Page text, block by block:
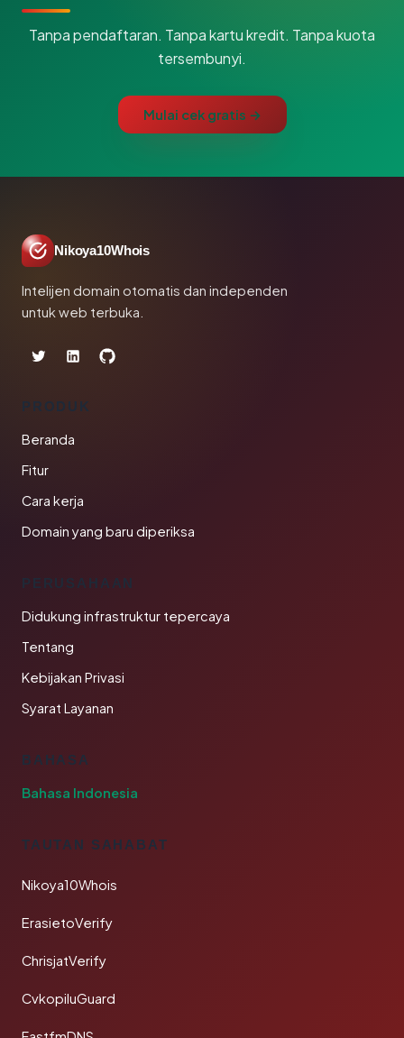
Tanpa pendaftaran. Tanpa kartu kredit. Tanpa kuota
tersembunyi.
Mulai cek gratis →
Nikoya10Whois
Intelijen domain otomatis dan independen
untuk web terbuka.
PRODUK
Beranda
Fitur
Cara kerja
Domain yang baru diperiksa
PERUSAHAAN
Didukung infrastruktur tepercaya
Tentang
Kebijakan Privasi
Syarat Layanan
BAHASA
Bahasa Indonesia
TAUTAN SAHABAT
Nikoya10Whois
ErasietoVerify
ChrisjatVerify
CvkopiluGuard